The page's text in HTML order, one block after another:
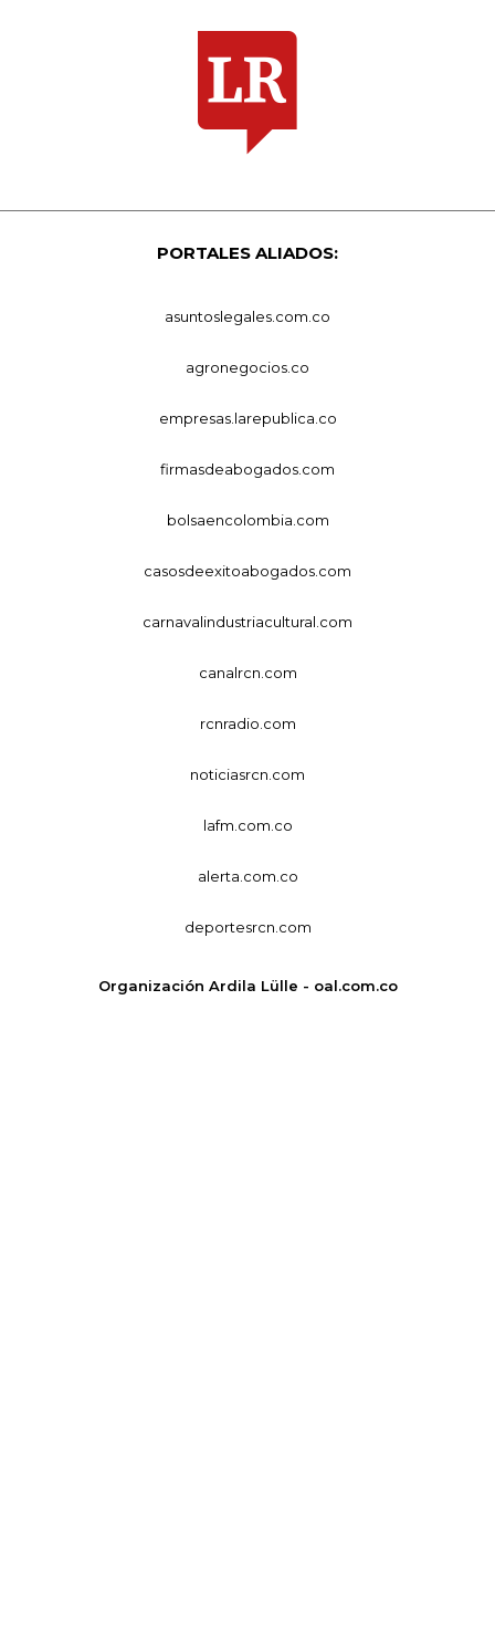
PORTALES ALIADOS:
asuntoslegales.com.co
agronegocios.co
empresas.larepublica.co
firmasdeabogados.com
bolsaencolombia.com
casosdeexitoabogados.com
carnavalindustriacultural.com
canalrcn.com
rcnradio.com
noticiasrcn.com
lafm.com.co
alerta.com.co
deportesrcn.com
Organización Ardila Lülle - oal.com.co